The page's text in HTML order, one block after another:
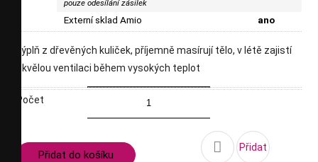
pouze odesílání zásilek
Externí sklad Amio ano
výplň z dřevěných kuliček, příjemně masírují tělo, v létě zajistí
skvělou ventilaci během vysokých teplot
Počet
Přidat do košíku  Přidat